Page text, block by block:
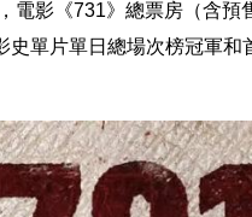
電影《731》總票房（含預
史單片單日總場次榜冠軍和